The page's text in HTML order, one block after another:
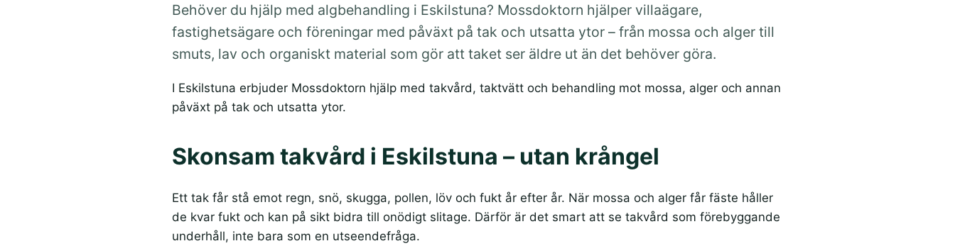
Behöver du hjälp med algbehandling i Eskilstuna? Mossdoktorn hjälper villaägare,
fastighetsägare och föreningar med påväxt på tak och utsatta ytor – från mossa och alger till
smuts, lav och organiskt material som gör att taket ser äldre ut än det behöver göra.
I Eskilstuna erbjuder Mossdoktorn hjälp med takvård, taktvätt och behandling mot mossa, alger och annan
påväxt på tak och utsatta ytor.
Skonsam takvård i Eskilstuna – utan krångel
Ett tak får stå emot regn, snö, skugga, pollen, löv och fukt år efter år. När mossa och alger får fäste håller
de kvar fukt och kan på sikt bidra till onödigt slitage. Därför är det smart att se takvård som förebyggande
underhåll, inte bara som en utseendefråga.